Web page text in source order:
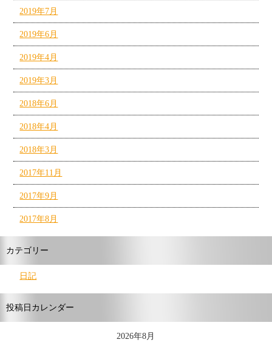
2019年7月
2019年6月
2019年4月
2019年3月
2018年6月
2018年4月
2018年3月
2017年11月
2017年9月
2017年8月
カテゴリー
日記
投稿日カレンダー
2026年8月